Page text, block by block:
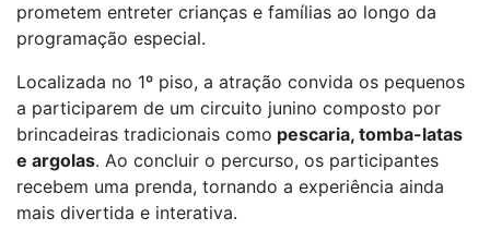
prometem entreter crianças e famílias ao longo da
programação especial.
Localizada no 1º piso, a atração convida os pequenos
a participarem de um circuito junino composto por
brincadeiras tradicionais como pescaria, tomba-latas
e argolas. Ao concluir o percurso, os participantes
recebem uma prenda, tornando a experiência ainda
mais divertida e interativa.